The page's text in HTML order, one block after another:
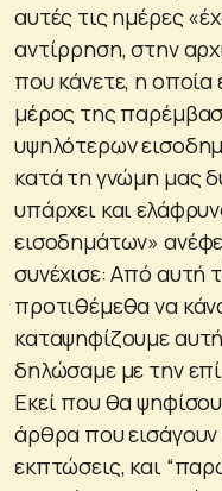
αυτές τις ημέρες
αντίρρηση, στην
που κάνετε, η οποία
μέρος της
υψηλότερων
κατά τη γνώμη μας
υπάρχει και
εισοδημάτων»
συνέχισε: Από αυτή
προτιθέμεθα να
καταψηφίζουμε
δηλώσαμε με την
Εκεί που θα
άρθρα που εισάγουν
εκπτώσεις, και